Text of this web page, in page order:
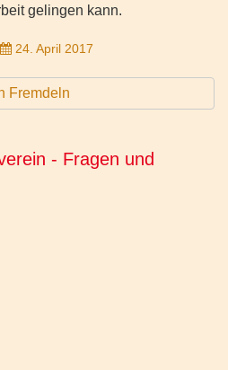
gelingen kann.
24. April 2017
Fremdeln
- Fragen und